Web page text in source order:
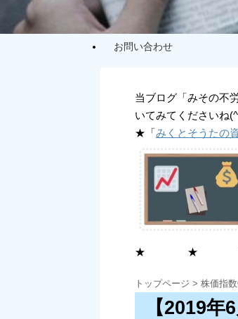
お問い合わせ
当ブログ「みその不
いてみてくださいね
★「 みくとそうたの
★ ★
トップページ > 株価指数
【2019